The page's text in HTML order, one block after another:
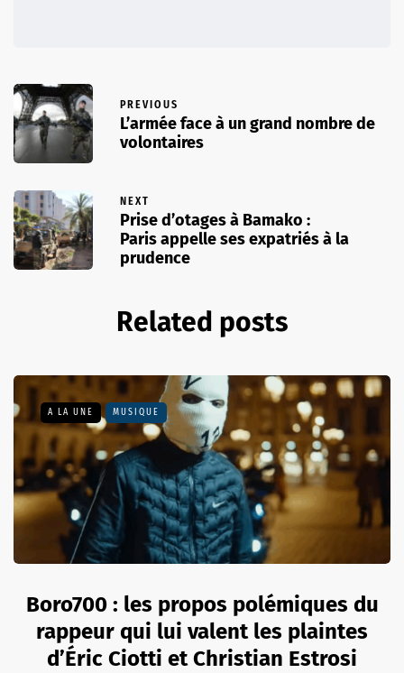
PREVIOUS
L’armée face à un grand nombre de
volontaires
NEXT
Prise d’otages à Bamako :
Paris appelle ses expatriés à la
prudence
Related posts
A LA UNE MUSIQUE
Boro700 : les propos polémiques du
rappeur qui lui valent les plaintes
d’Éric Ciotti et Christian Estrosi